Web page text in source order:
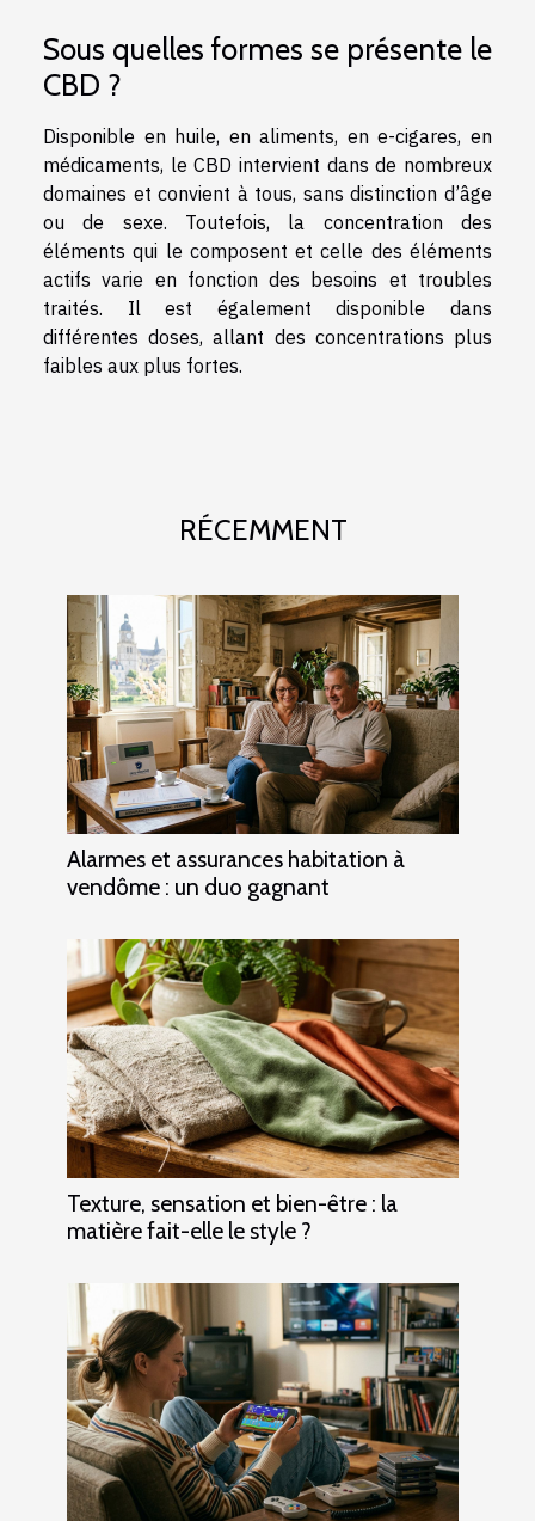
Sous quelles formes se présente le
CBD ?
Disponible en huile, en aliments, en e-cigares, en
médicaments, le CBD intervient dans de nombreux
domaines et convient à tous, sans distinction d’âge
ou de sexe. Toutefois, la concentration des
éléments qui le composent et celle des éléments
actifs varie en fonction des besoins et troubles
traités. Il est également disponible dans
différentes doses, allant des concentrations plus
faibles aux plus fortes.
RÉCEMMENT
Alarmes et assurances habitation à
vendôme : un duo gagnant
Texture, sensation et bien-être : la
matière fait-elle le style ?